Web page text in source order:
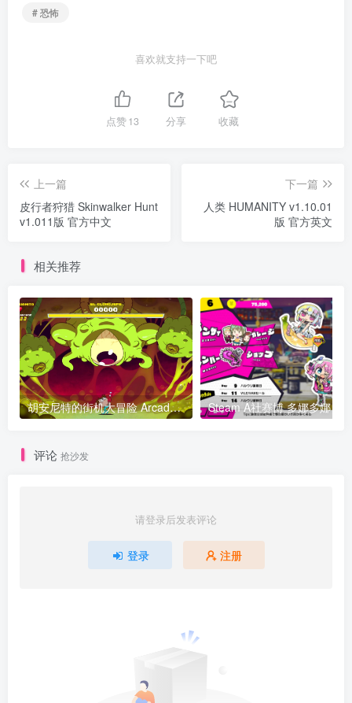
# 恐怖
喜欢就支持一下吧
点赞13 分享 收藏
上一篇
皮行者狩猎 Skinwalker Hunt
v1.011版 官方中文
下一篇
人类 HUMANITY v1.10.01
版 官方英文
相关推荐
胡安尼特的街机大冒险 Arcade Mayhem Juanito v2.24版 官方中文
评论 抢沙发
请登录后发表评论
登录 注册